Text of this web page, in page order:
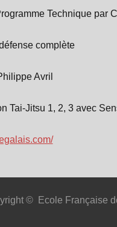
Technique par
complète
Avril
Tai-Jitsu 1, 2, 3 avec
© Ecole Française